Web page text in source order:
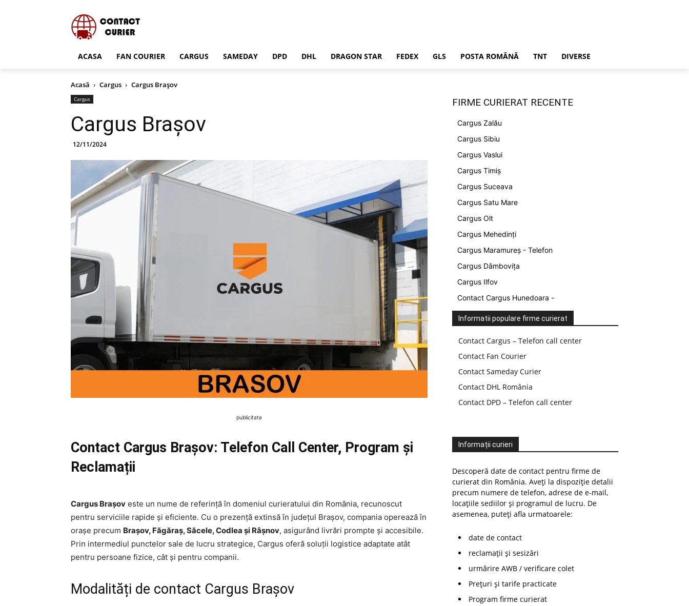
ACASA FAN COURIER CARGUS SAMEDAY DPD DHL DRAGON STAR FEDEX GLS POSTA ROMÂNĂ TNT DIVERSE
Acasă Cargus Cargus Brașov
Cargus
Cargus Brașov
12/11/2024
publicitate
Contact Cargus Brașov: Telefon Call Center, Program și
Reclamații
Cargus Brașov este un nume de referință în domeniul curieratului din România, recunoscut
pentru serviciile rapide și eficiente. Cu o prezență extinsă în județul Brașov, compania operează în
orașe precum Brașov, Făgăraș, Săcele, Codlea și Râșnov, asigurând livrări prompte și accesibile.
Prin intermediul punctelor sale de lucru strategice, Cargus oferă soluții logistice adaptate atât
pentru persoane fizice, cât și pentru companii.
Modalități de contact Cargus Brașov
FIRME CURIERAT RECENTE
Cargus Zalău
Cargus Sibiu
Cargus Vaslui
Cargus Timiș
Cargus Suceava
Cargus Satu Mare
Cargus Olt
Cargus Mehedinți
Cargus Maramureș - Telefon
Cargus Dâmbovița
Cargus Ilfov
Contact Cargus Hunedoara -
Informatii populare firme curierat
Contact Cargus – Telefon call center
Contact Fan Courier
Contact Sameday Curier
Contact DHL România
Contact DPD – Telefon call center
Informații curieri
Descoperă date de contact pentru firme de
curierat din România. Aveți la dispoziție detalii
precum numere de telefon, adrese de e-mail,
locațiile sediilor și programul de lucru. De
asemenea, puteți afla urmatoarele:
date de contact
reclamații și sesizări
urmărire AWB / verificare colet
Prețuri și tarife practicate
Program firme curierat